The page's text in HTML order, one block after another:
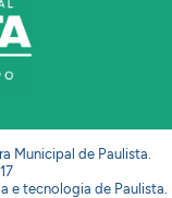
Municipal de Paulista.
e tecnologia de Paulista.